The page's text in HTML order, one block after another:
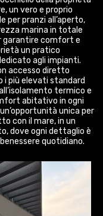
un vero e proprio
per pranzi all’aperto,
marina in totale
garantire comfort e
un pratico
agli impianti.
accesso diretto
i più elevati standard
termico e
abitativo in ogni
unica per
con il mare, in un
dove ogni dettaglio è
quotidiano.